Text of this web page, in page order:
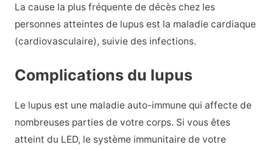
La cause la plus fréquente de décès chez les
personnes atteintes de lupus est la maladie cardiaque
(cardiovasculaire), suivie des infections.
Complications du lupus
Le lupus est une maladie auto-immune qui affecte de
nombreuses parties de votre corps. Si vous êtes
atteint du LED, le système immunitaire de votre